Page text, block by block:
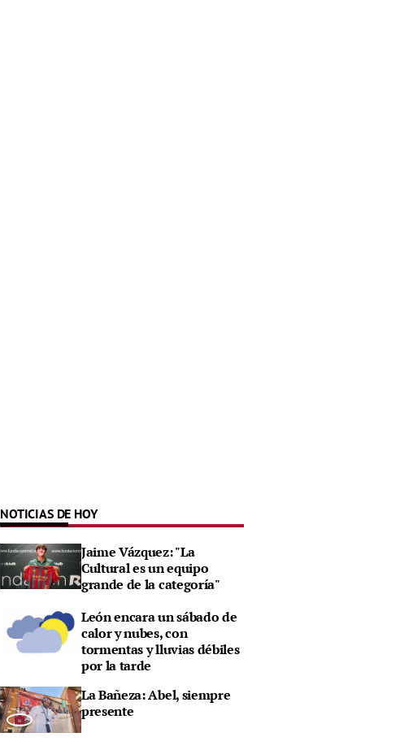
NOTICIAS DE HOY
Jaime Vázquez: "La
Cultural es un equipo
grande de la categoría"
León encara un sábado de
calor y nubes, con
tormentas y lluvias débiles
por la tarde
La Bañeza: Abel, siempre
presente